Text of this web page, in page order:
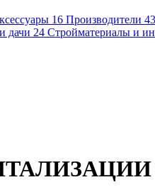
16 Производители 43
дачи 24 Стройматериалы и